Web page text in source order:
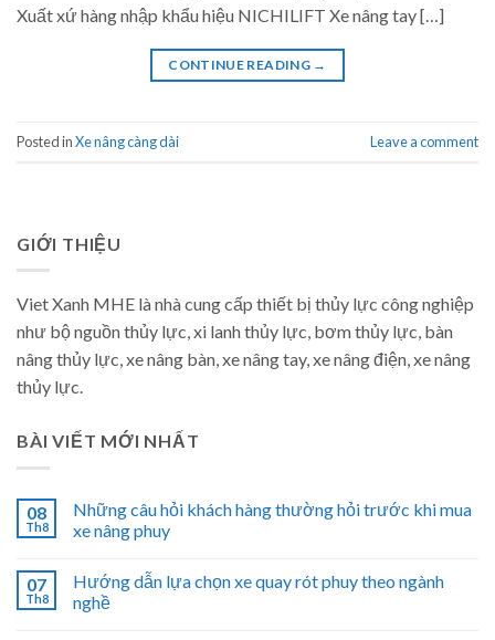
Xuất xứ hàng nhập khẩu hiệu NICHILIFT Xe nâng tay […]
CONTINUE READING →
Posted inXe nâng càng dài Leave a comment
GIỚI THIỆU
Viet Xanh MHE là nhà cung cấp thiết bị thủy lực công nghiệp
như bộ nguồn thủy lực, xi lanh thủy lực, bơm thủy lực, bàn
nâng thủy lực, xe nâng bàn, xe nâng tay, xe nâng điện, xe nâng
thủy lực.
BÀI VIẾT MỚI NHẤT
08
Th8
Những câu hỏi khách hàng thường hỏi trước khi mua
xe nâng phuy
07
Th8
Hướng dẫn lựa chọn xe quay rót phuy theo ngành
nghề